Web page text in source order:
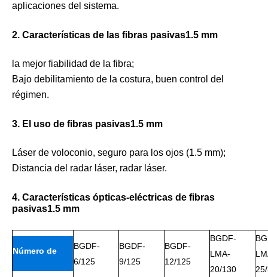
aplicaciones del sistema.
2. Características de las fibras pasivas1.5 mm
la mejor fiabilidad de la fibra;
Bajo debilitamiento de la costura, buen control del
régimen.
3. El uso de fibras pasivas1.5 mm
Láser de voloconio, seguro para los ojos (1.5 mm);
Distancia del radar láser, radar láser.
4. Características ópticas-eléctricas de fibras
pasivas1.5 mm
Número de
BGDF-
6/125
BGDF-
9/125
BGDF-
12/125
BGDF-
LMA-
20/130